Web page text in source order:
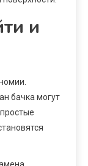
и
бачка могут